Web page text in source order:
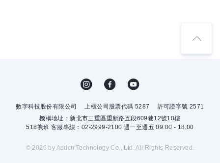
數字科技股份有限公司 上櫃公司股票代碼 5287
許可證字號 2571
機構地址：新北市三重區重新路五段609巷12號10樓
518熊班 客服專線：02-2999-2100 週一至週五 09:00 - 18:00
© 2026 by Addcn Technology Co., Ltd. All Rights Reserved.